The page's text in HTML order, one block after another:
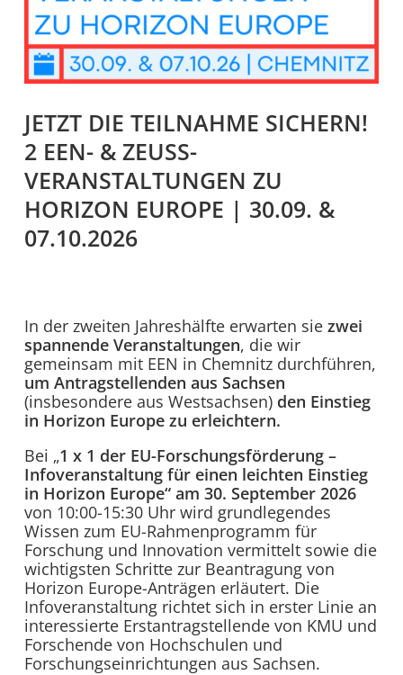
JETZT DIE TEILNAHME SICHERN!
2 EEN- & ZEUSS-
VERANSTALTUNGEN ZU
HORIZON EUROPE | 30.09. &
07.10.2026
In der zweiten Jahreshälfte erwarten sie zwei
spannende Veranstaltungen, die wir
gemeinsam mit EEN in Chemnitz durchführen,
um Antragstellenden aus Sachsen
(insbesondere aus Westsachsen) den Einstieg
in Horizon Europe zu erleichtern.
Bei „1 x 1 der EU-Forschungsförderung –
Infoveranstaltung für einen leichten Einstieg
in Horizon Europe“ am 30. September 2026
von 10:00-15:30 Uhr wird grundlegendes
Wissen zum EU-Rahmenprogramm für
Forschung und Innovation vermittelt sowie die
wichtigsten Schritte zur Beantragung von
Horizon Europe-Anträgen erläutert. Die
Infoveranstaltung richtet sich in erster Linie an
interessierte Erstantragstellende von KMU und
Forschende von Hochschulen und
Forschungseinrichtungen aus Sachsen.